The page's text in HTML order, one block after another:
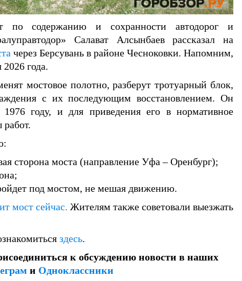
по содержанию и сохранности автодорог и
Салават Алсынбаев рассказал на
через Берсувань в районе Чесноковки. Напомним,
года.
мостовое полотно, разберут тротуарный блок,
с их последующим восстановлением. Он
году, и для приведения его в нормативное
работ.
сторона моста (направление Уфа – Оренбург);
под мостом, не мешая движению.
мост сейчас. Жителям также советовали выезжать
здесь.
к обсуждению новости в наших
и Одноклассники